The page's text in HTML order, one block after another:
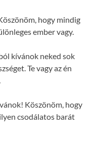
hogy mindig
ember vagy.
kívánok neked sok
Te vagy az én
Köszönöm, hogy
csodálatos barát